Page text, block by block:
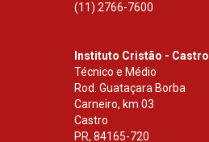
(11) 2766-7600
Instituto Cristão - Castro
Técnico e Médio
Rod. Guataçara Borba
Carneiro, km 03
Castro
PR, 84165-720